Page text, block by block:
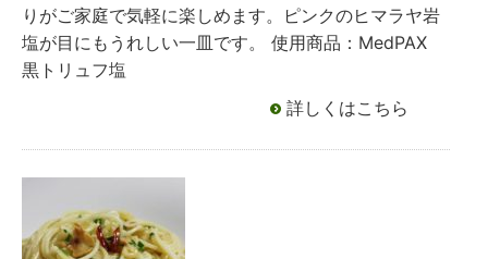
りがご家庭で気軽に楽しめます。ピンクのヒマラヤ岩
塩が目にもうれしい一皿です。 使用商品：MedPAX
黒トリュフ塩
詳しくはこちら